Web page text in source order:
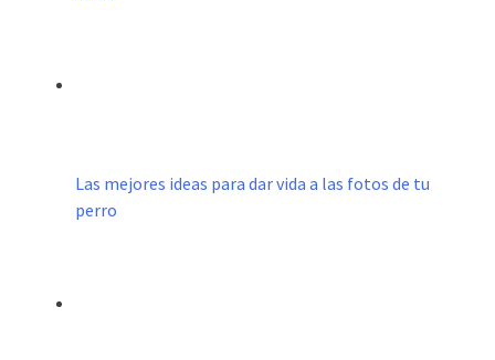
Las mejores ideas para dar vida a las fotos de tu
perro